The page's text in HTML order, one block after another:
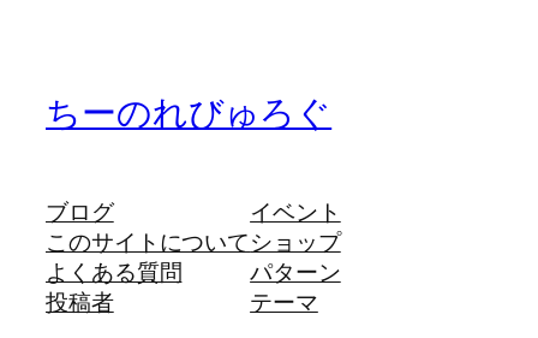
ちーのれびゅろぐ
ブログ
このサイトについて
よくある質問
投稿者
イベント
ショップ
パターン
テーマ